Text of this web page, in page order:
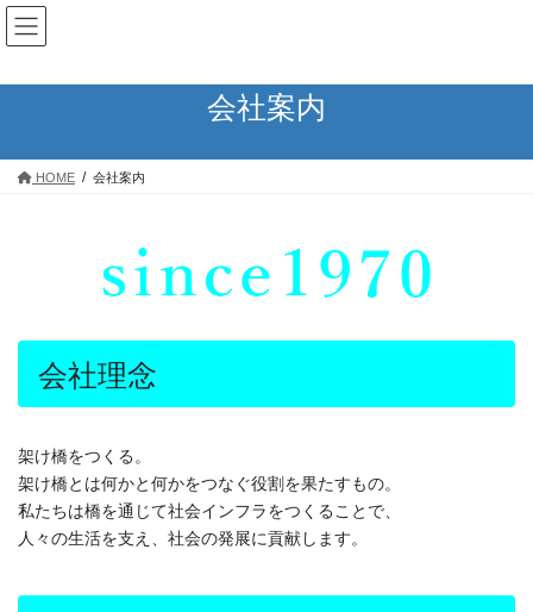
コ
ン
ン
ス
ナ
ビ
ー
ン
会社案内
HOME 会社案内
会社理念
架け橋をつくる。
架け橋とは何かと何かをつなぐ役割を果たすもの。
私たちは橋を通じて社会インフラをつくることで、
人々の生活を支え、社会の発展に貢献します。